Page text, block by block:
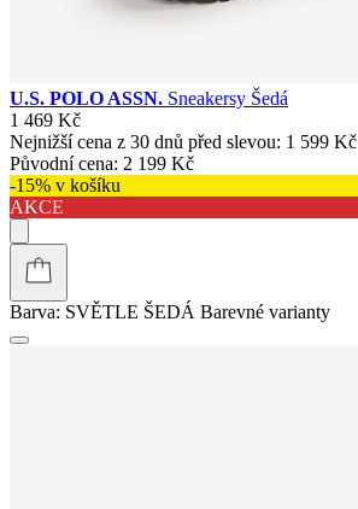
U.S. POLO ASSN. Sneakersy Šedá
1 469 Kč
Nejnižší cena z 30 dnů před slevou: 1 599 Kč
Původní cena: 2 199 Kč
-15% v košíku
AKCE
Barva: SVĚTLE ŠEDÁ Barevné varianty